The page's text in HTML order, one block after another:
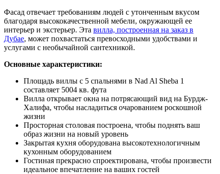
Фасад отвечает требованиям людей с утонченным вкусом
благодаря высококачественной мебели, окружающей ее
интерьер и экстерьер. Эта вилла, построенная на заказ в
Дубае, может похвастаться превосходными удобствами и
услугами с необычайной сантехникой.
Основные характеристики:
Площадь виллы с 5 спальнями в Nad Al Sheba 1
составляет 5004 кв. фута
Вилла открывает окна на потрясающий вид на Бурдж-
Халифа, чтобы насладиться очарованием роскошной
жизни
Просторная столовая построена, чтобы поднять ваш
образ жизни на новый уровень
Закрытая кухня оборудована высокотехнологичным
кухонным оборудованием
Гостиная прекрасно спроектирована, чтобы произвести
идеальное впечатление на ваших гостей